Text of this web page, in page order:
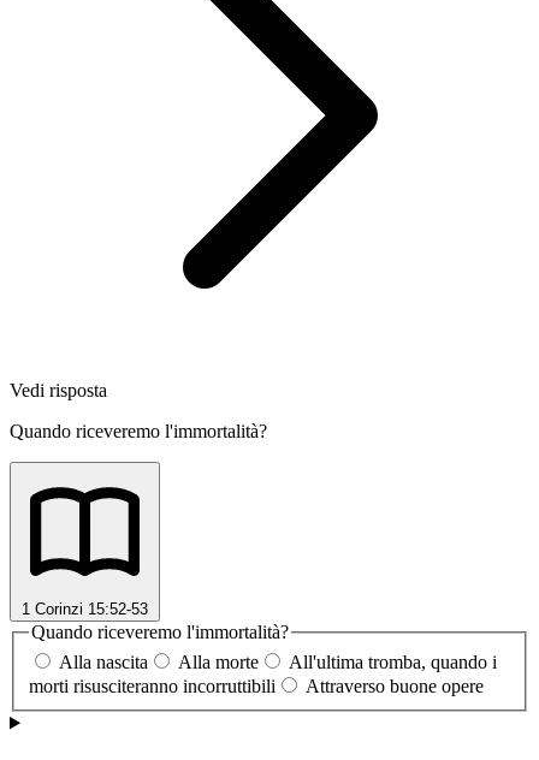
Vedi risposta
Quando riceveremo l'immortalità?
1 Corinzi 15:52-53
Quando riceveremo l'immortalità?
Alla nascita
Alla morte
All'ultima tromba, quando i
morti risusciteranno incorruttibili
Attraverso buone opere